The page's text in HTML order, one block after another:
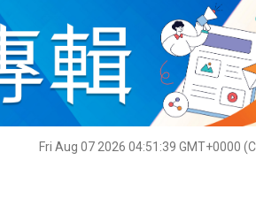
Fri Aug 07 2026 04:51:40 GMT+0000
影片 名家榜 灼見活動 關